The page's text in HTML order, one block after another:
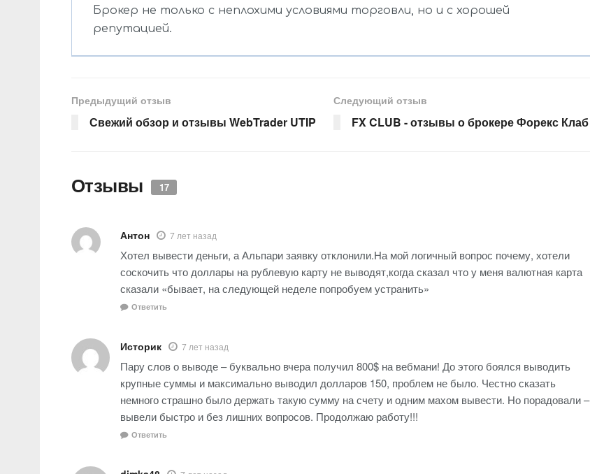
Брокер не только с неплохими условиями торговли, но и с хорошей
репутацией.
Предыдущий отзыв
Свежий обзор и отзывы WebTrader UTIP
Следующий отзыв
FX CLUB - отзывы о брокере Форекс Клаб
Отзывы 17
Антон 7 лет назад
Хотел вывести деньги, а Альпари заявку отклонили.На мой логичный вопрос почему, хотели
соскочить что доллары на рублевую карту не выводят,когда сказал что у меня валютная карта
сказали «бывает, на следующей неделе попробуем устранить»
Ответить
Историк 7 лет назад
Пару слов о выводе – буквально вчера получил 800$ на вебмани! До этого боялся выводить
крупные суммы и максимально выводил долларов 150, проблем не было. Честно сказать
немного страшно было держать такую сумму на счету и одним махом вывести. Но порадовали –
вывели быстро и без лишних вопросов. Продолжаю работу!!!
Ответить